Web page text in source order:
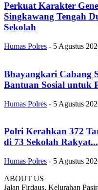
Perkuat Karakter
Singkawang Tengah
Sekolah
Humas Polres - 5 Agustus
Bhayangkari Cabang
Bantuan Sosial untuk
Humas Polres - 5 Agustus
Polri Kerahkan 372
di 73 Sekolah Rakyat...
Humas Polres - 5 Agustus
ABOUT US
Jalan Firdaus, Kelurahan